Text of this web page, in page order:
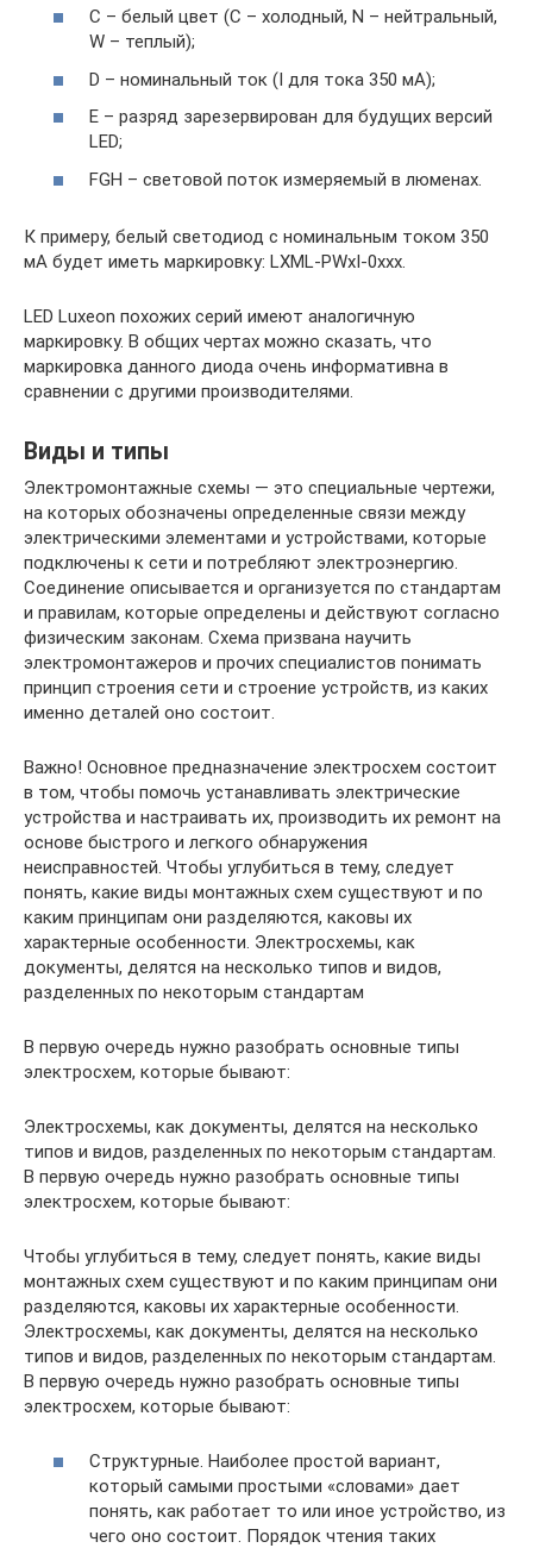
С – белый цвет (С – холодный, N – нейтральный,
W – теплый);
D – номинальный ток (I для тока 350 мА);
E – разряд зарезервирован для будущих версий
LED;
FGH – световой поток измеряемый в люменах.
К примеру, белый светодиод с номинальным током 350
мА будет иметь маркировку: LXML-PWxI-0xxx.
LED Luxeon похожих серий имеют аналогичную
маркировку. В общих чертах можно сказать, что
маркировка данного диода очень информативна в
сравнении с другими производителями.
Виды и типы
Электромонтажные схемы — это специальные чертежи,
на которых обозначены определенные связи между
электрическими элементами и устройствами, которые
подключены к сети и потребляют электроэнергию.
Соединение описывается и организуется по стандартам
и правилам, которые определены и действуют согласно
физическим законам. Схема призвана научить
электромонтажеров и прочих специалистов понимать
принцип строения сети и строение устройств, из каких
именно деталей оно состоит.
Важно! Основное предназначение электросхем состоит
в том, чтобы помочь устанавливать электрические
устройства и настраивать их, производить их ремонт на
основе быстрого и легкого обнаружения
неисправностей. Чтобы углубиться в тему, следует
понять, какие виды монтажных схем существуют и по
каким принципам они разделяются, каковы их
характерные особенности. Электросхемы, как
документы, делятся на несколько типов и видов,
разделенных по некоторым стандартам
В первую очередь нужно разобрать основные типы
электросхем, которые бывают:
Электросхемы, как документы, делятся на несколько
типов и видов, разделенных по некоторым стандартам.
В первую очередь нужно разобрать основные типы
электросхем, которые бывают:
Чтобы углубиться в тему, следует понять, какие виды
монтажных схем существуют и по каким принципам они
разделяются, каковы их характерные особенности.
Электросхемы, как документы, делятся на несколько
типов и видов, разделенных по некоторым стандартам.
В первую очередь нужно разобрать основные типы
электросхем, которые бывают:
Структурные. Наиболее простой вариант,
который самыми простыми «словами» дает
понять, как работает то или иное устройство, из
чего оно состоит. Порядок чтения таких